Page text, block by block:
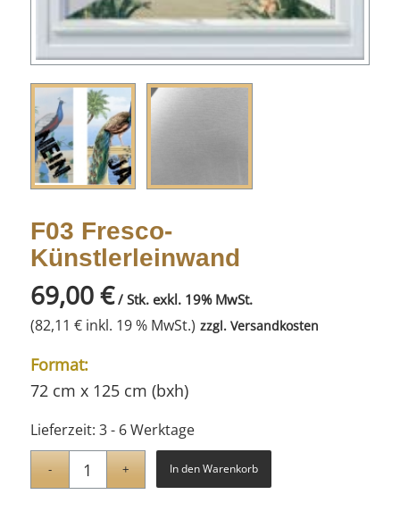
F03 Fresco-
Künstlerleinwand
69,00€/ Stk. exkl. 19% MwSt.
(82,11 €inkl. 19 % MwSt.) zzgl. Versandkosten
Format:
72 cm x 125 cm (bxh)
Lieferzeit: 3 - 6 Werktage
In den Warenkorb